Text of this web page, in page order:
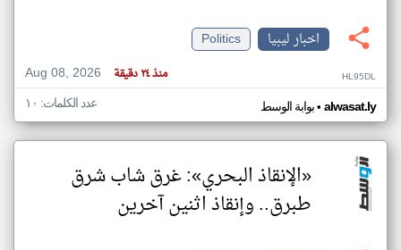
اخبار ليبيا
Politics
Aug 08, 2026
منذ ٢٤ دقيقة HL95DL
بوابة الوسط• alwasat.ly عدد الكلمات: ١٠
«الإنقاذ البحري»: غرق شاب شرق
طبرق.. وإنقاذ اثنين آخرين